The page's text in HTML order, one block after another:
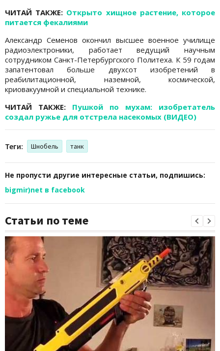
ЧИТАЙ ТАКЖЕ: Открыто хищное растение, которое
питается фекалиями
Александр Семенов окончил высшее военное училище
радиоэлектроники, работает ведущий научным
сотрудником Санкт-Петербургского Политеха. К 59 годам
запатентовал больше двухсот изобретений в
реабилитационной, наземной, космической,
криовакуумной и специальной технике.
ЧИТАЙ ТАКЖЕ: Пушкой по мухам: изобретатель
создал ружье для отстрела насекомых (ВИДЕО)
Теги: Шнобель танк
Не пропусти другие интересные статьи, подпишись:
bigmir)net в facebook
Статьи по теме